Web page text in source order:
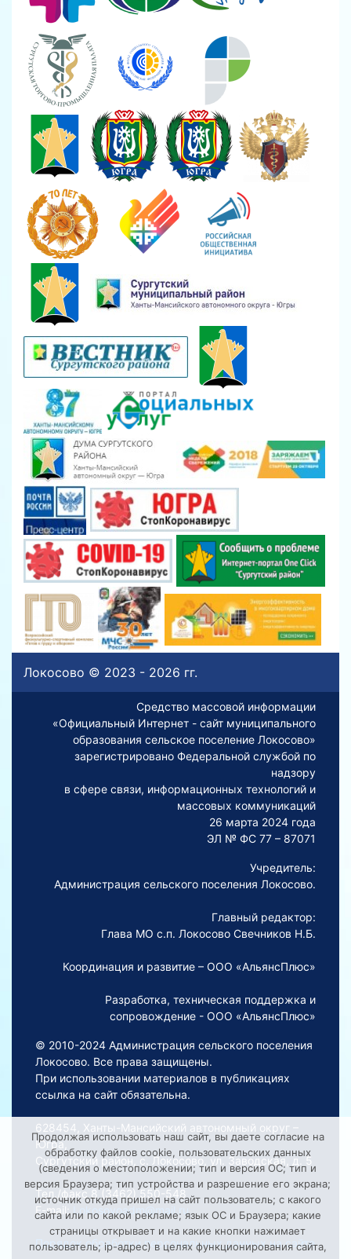
Локосово © 2023 - 2026 гг.
Средство массовой информации
«Официальный Интернет - сайт муниципального
образования сельское поселение Локосово»
зарегистрировано Федеральной службой по
надзору
в сфере связи, информационных технологий и
массовых коммуникаций
26 марта 2024 года
ЭЛ № ФС 77 – 87071
Учредитель:
Администрация сельского поселения Локосово.
Главный редактор:
Глава МО с.п. Локосово Свечников Н.Б.
Координация и развитие – ООО «АльянсПлюс»
Разработка, техническая поддержка и
сопровождение - ООО «АльянсПлюс»
© 2010-2024 Администрация сельского поселения
Локосово. Все права защищены.
При использовании материалов в публикациях
ссылка на сайт обязательна.
628454, Ханты-Мансийский автономный округ –
Югра,
Сургутский район, с. Локосово, ул. Заводская, д. 5
Тел./факс 8 (3462) 550-548
E-mail:
Lokosovoadm@mail.ru
Порядок обработки персональных данных на сайте
Продолжая использовать наш сайт, вы даете согласие на
обработку файлов cookie, пользовательских данных
(сведения о местоположении; тип и версия ОС; тип и
версия Браузера; тип устройства и разрешение его экрана;
источник откуда пришел на сайт пользователь; с какого
сайта или по какой рекламе; язык ОС и Браузера; какие
страницы открывает и на какие кнопки нажимает
пользователь; ip-адрес) в целях функционирования сайта,